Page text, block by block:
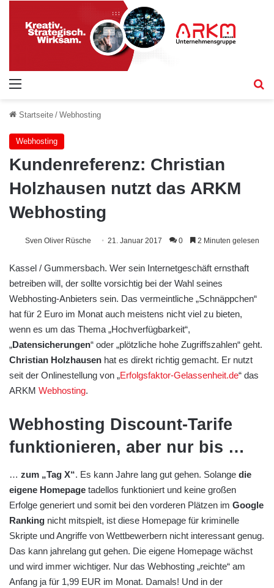
Startseite / Webhosting
Webhosting
Kundenreferenz: Christian
Holzhausen nutzt das ARKM
Webhosting
Sven Oliver Rüsche 21. Januar 2017 0 2 Minuten gelesen
Kassel / Gummersbach. Wer sein Internetgeschäft ernsthaft
betreiben will, der sollte vorsichtig bei der Wahl seines
Webhosting-Anbieters sein. Das vermeintliche „Schnäppchen“
hat für 2 Euro im Monat auch meistens nicht viel zu bieten,
wenn es um das Thema „Hochverfügbarkeit“,
„Datensicherungen“ oder „plötzliche hohe Zugriffszahlen“ geht.
Christian Holzhausen hat es direkt richtig gemacht. Er nutzt
seit der Onlinestellung von „Erfolgsfaktor-Gelassenheit.de“ das
ARKM Webhosting.
Webhosting Discount-Tarife
funktionieren, aber nur bis …
… zum „Tag X“. Es kann Jahre lang gut gehen. Solange die
eigene Homepage tadellos funktioniert und keine großen
Erfolge generiert und somit bei den vorderen Plätzen im Google
Ranking nicht mitspielt, ist diese Homepage für kriminelle
Skripte und Angriffe von Wettbewerbern nicht interessant genug.
Das kann jahrelang gut gehen. Die eigene Homepage wächst
und wird immer wichtiger. Nur das Webhosting „reichte“ am
Anfang ja für 1,99 EUR im Monat. Damals! Und in der